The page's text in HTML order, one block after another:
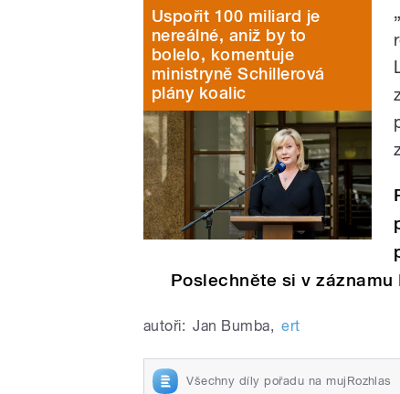
Uspořit 100 miliard je
nereálné, aniž by to
bolelo, komentuje
ministryně Schillerová
plány koalic
Poslechněte si v záznamu
autoři: Jan Bumba, ert
Všechny díly pořadu na mujRozhlas